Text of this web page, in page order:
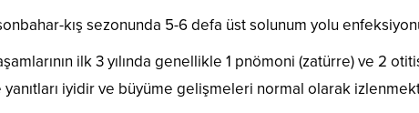
kış sezonunda 5-6 defa üst solunum yolu
ilk 3 yılında genellikle 1 pnömoni (zatürre) ve 2
iyidir ve büyüme gelişmeleri normal olarak